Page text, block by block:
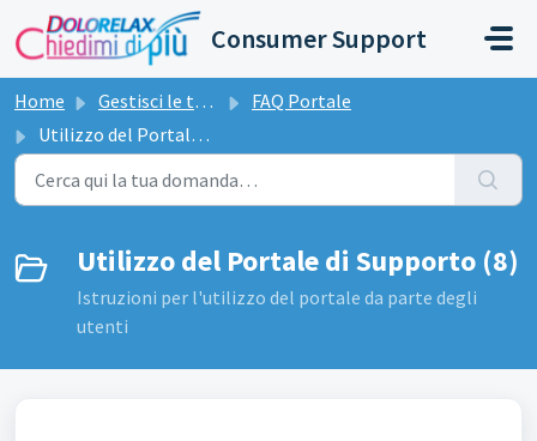
Salta al contenuto principale
Consumer Support
Home Gestisci le tue richieste
FAQ Portale
Utilizzo del Portale di Supporto
Utilizzo del Portale di Supporto (8)
Istruzioni per l'utilizzo del portale da parte degli
utenti